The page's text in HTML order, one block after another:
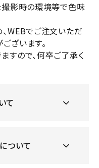
影時の環境等で色味
WEBでご注文いただ
ざいます。
すので、何卒ご了承く
て
ついて